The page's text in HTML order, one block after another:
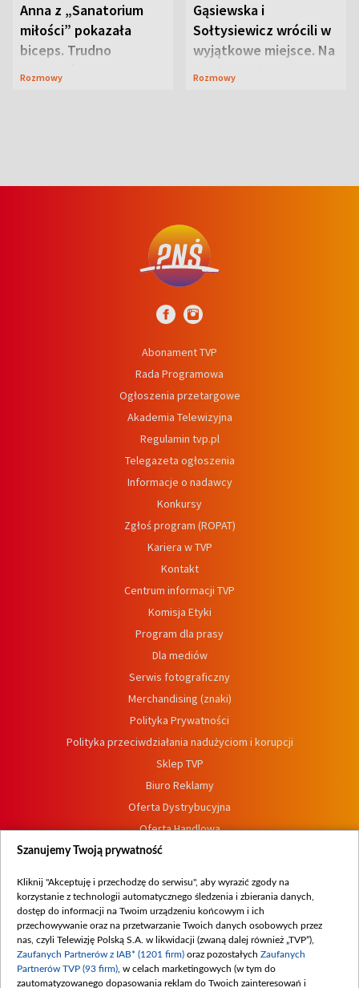
Anna z „Sanatorium
miłości” pokazała
biceps. Trudno
uwierzyć, co przeszła
Rozmowy
Gąsiewska i
Sołtysiewicz wrócili w
wyjątkowe miejsce. Na
szlaku czekał
Rozmowy
Abonament TVP
Rada Programowa
Ogłoszenia przetargowe
Akademia Telewizyjna
Regulamin tvp.pl
Telegazeta ogłoszenia
Informacje o nadawcy
Konkursy
Zgłoś program (ROPAT)
Kariera w TVP
Kontakt
Centrum informacji TVP
Komisja Etyki
Program dla prasy
Dla mediów
Serwis fotograficzny
Merchandising (znaki)
Polityka Prywatności
Polityka przeciwdziałania nadużyciom i korupcji
Sklep TVP
Biuro Reklamy
Oferta Dystrybucyjna
Oferta Handlowa
Dostępność
Procedura zgłoszeń wewnętrznych
Szanujemy Twoją prywatność
Kliknij "Akceptuję i przechodzę do serwisu", aby wyrazić zgody na
korzystanie z technologii automatycznego śledzenia i zbierania danych,
dostęp do informacji na Twoim urządzeniu końcowym i ich
przechowywanie oraz na przetwarzanie Twoich danych osobowych przez
nas, czyli Telewizję Polską S.A. w likwidacji (zwaną dalej również „TVP”),
Zaufanych Partnerów z IAB* (1201 firm) oraz pozostałych Zaufanych
Partnerów TVP (93 firm) , w celach marketingowych (w tym do
zautomatyzowanego dopasowania reklam do Twoich zainteresowań i